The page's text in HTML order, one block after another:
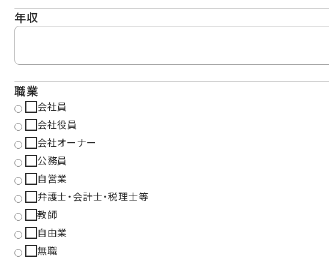
年収
職業
会社員
会社役員
会社オーナー
公務員
自営業
弁護士・会計士・税理士等
教師
自由業
無職